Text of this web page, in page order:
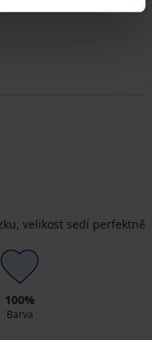
velikost sedí perfektně
100%
Barva